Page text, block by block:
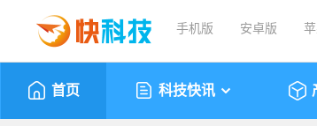
手机版 安卓版
首页 科技快讯